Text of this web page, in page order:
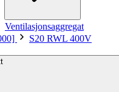
Ventilasjonsaggregat
S20 RWL 400V